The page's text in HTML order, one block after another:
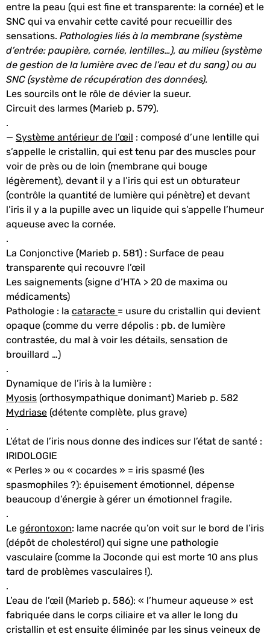
entre la peau (qui est fine et transparente: la cornée) et le
SNC qui va envahir cette cavité pour recueillir des
sensations. Pathologies liés à la membrane (système
d’entrée: paupière, cornée, lentilles…), au milieu (système
de gestion de la lumière avec de l’eau et du sang) ou au
SNC (système de récupération des données).
Les sourcils ont le rôle de dévier la sueur.
Circuit des larmes (Marieb p. 579).
.
— Système antérieur de l’œil : composé d’une lentille qui
s’appelle le cristallin, qui est tenu par des muscles pour
voir de près ou de loin (membrane qui bouge
légèrement), devant il y a l’iris qui est un obturateur
(contrôle la quantité de lumière qui pénètre) et devant
l’iris il y a la pupille avec un liquide qui s’appelle l’humeur
aqueuse avec la cornée.
.
La Conjonctive (Marieb p. 581) : Surface de peau
transparente qui recouvre l’œil
Les saignements (signe d’HTA > 20 de maxima ou
médicaments)
Pathologie : la cataracte = usure du cristallin qui devient
opaque (comme du verre dépolis : pb. de lumière
contrastée, du mal à voir les détails, sensation de
brouillard …)
.
Dynamique de l’iris à la lumière :
Myosis (orthosympathique donimant) Marieb p. 582
Mydriase (détente complète, plus grave)
.
L’état de l’iris nous donne des indices sur l’état de santé :
IRIDOLOGIE
« Perles » ou « cocardes » = iris spasmé (les
spasmophiles ?): épuisement émotionnel, dépense
beaucoup d’énergie à gérer un émotionnel fragile.
.
Le gérontoxon: lame nacrée qu’on voit sur le bord de l’iris
(dépôt de cholestérol) qui signe une pathologie
vasculaire (comme la Joconde qui est morte 10 ans plus
tard de problèmes vasculaires !).
.
L’eau de l’œil (Marieb p. 586): « l’humeur aqueuse » est
fabriquée dans le corps ciliaire et va aller le long du
cristallin et est ensuite éliminée par les sinus veineux de